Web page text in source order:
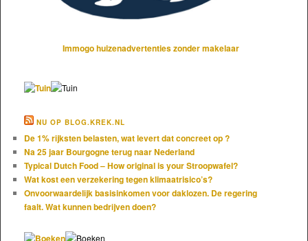
Immogo huizenadvertenties zonder makelaar
NU OP BLOG.KREK.NL
De 1% rijksten belasten, wat levert dat concreet op ?
Na 25 jaar Bourgogne terug naar Nederland
Typical Dutch Food – How original is your Stroopwafel?
Wat kost een verzekering tegen klimaatrisico’s?
Onvoorwaardelijk basisinkomen voor daklozen. De regering
faalt. Wat kunnen bedrijven doen?